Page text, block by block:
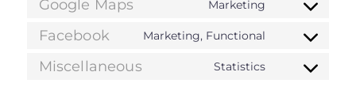
complianz
google-
Google Maps Marketing
Consent
google-
Facebook Marketing, Functional
Consent
Miscellaneous Statistics
Consent